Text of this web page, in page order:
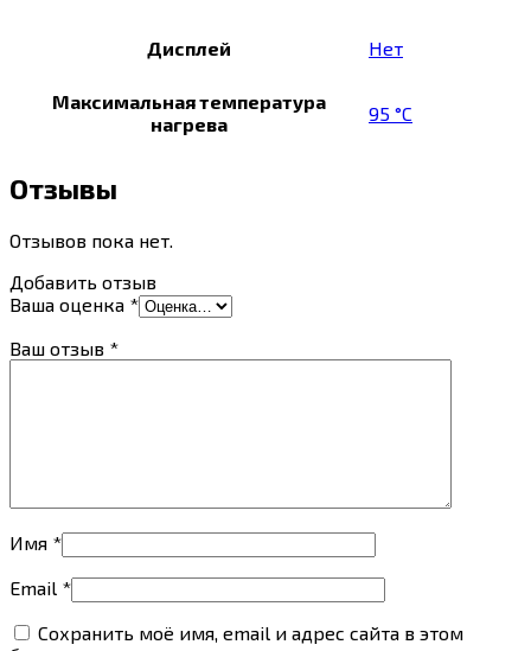
Дисплей Нет
Максимальная температура
нагрева
95 °C
Отзывы
Отзывов пока нет.
Добавить отзыв
Ваша оценка *
Ваш отзыв *
Имя *
Email *
Сохранить моё имя, email и адрес сайта в этом